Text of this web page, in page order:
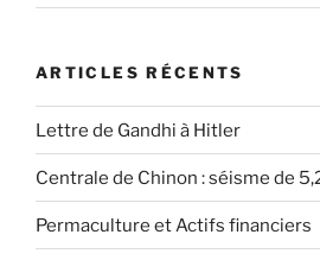
ARTICLES RÉCENTS
Lettre de Gandhi à Hitler
Centrale de Chinon : séisme de
Permaculture et Actifs financiers